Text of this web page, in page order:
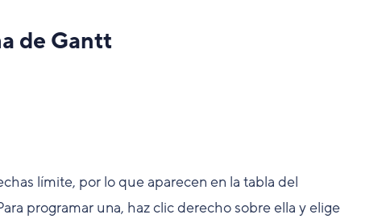
de Gantt
límite, por lo que aparecen en la tabla del
programar una, haz clic derecho sobre ella y elige